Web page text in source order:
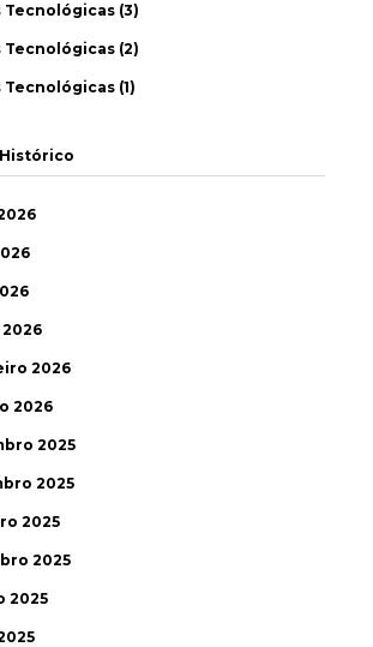
Tecnológicas (3)
Tecnológicas (2)
Tecnológicas (1)
2026
2026
2025
2025
2025
2025
2025